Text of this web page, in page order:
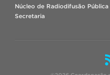
Núcleo de Radiodifusão Pública
Secretaria